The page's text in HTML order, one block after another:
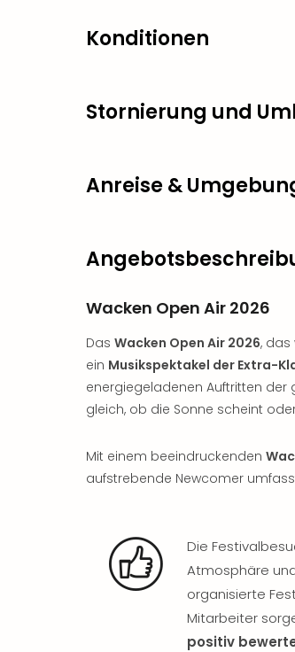
Konditionen
Stornierung und
Anreise &
Wacken Open Air 2026
Das Wacken Open Air 2026, das
ein Musikspektakel der Extra-
energiegeladenen Auftritten der
gleich, ob die Sonne scheint
Mit einem beeindruckenden
aufstrebende Newcomer
Die
Atmosphäre
organisierte
Mitarbeiter
positiv